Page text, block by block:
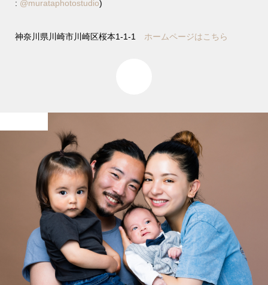
: @murataphotostudio)
神奈川県川崎市川崎区桜本1-1-1 ホームページはこちら